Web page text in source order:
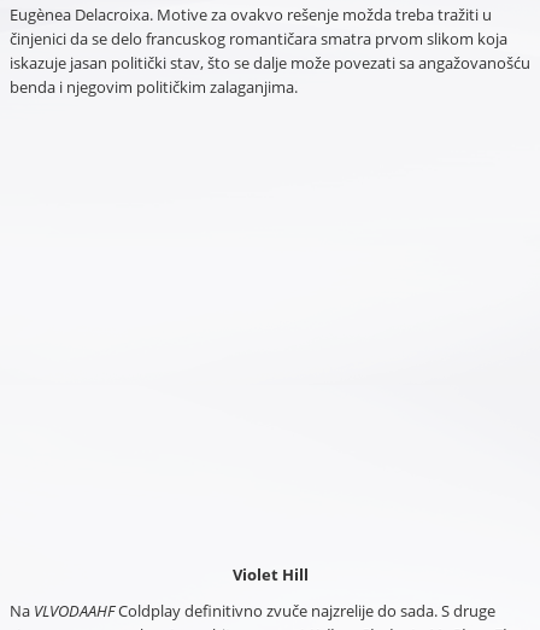
Eugènea Delacroixa. Motive za ovakvo rešenje možda treba tražiti u
činjenici da se delo francuskog romantičara smatra prvom slikom koja
iskazuje jasan politički stav, što se dalje može povezati sa angažovanošću
benda i njegovim političkim zalaganjima.
Violet Hill
Na VLVODAAHFColdplay definitivno zvuče najzrelije do sada. S druge